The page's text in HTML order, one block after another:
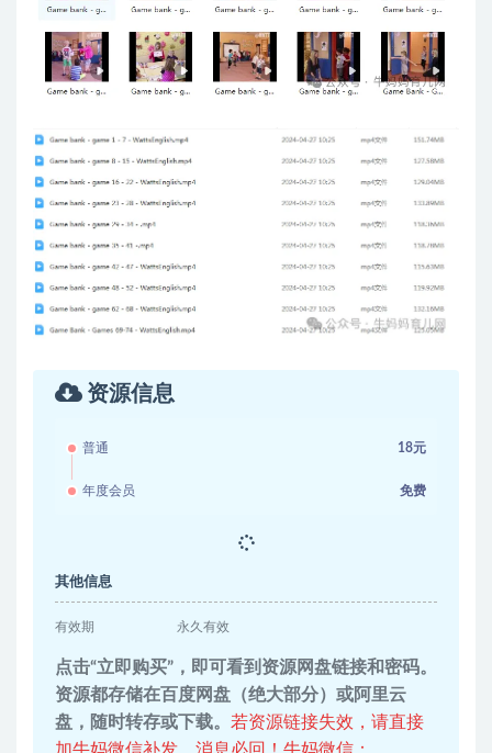
资源信息
普通 18元
年度会员 免费
其他信息
有效期 永久有效
点击“立即购买”，即可看到资源网盘链接和密码。
资源都存储在百度网盘（绝大部分）或阿里云
盘，随时转存或下载。 若资源链接失效，请直接